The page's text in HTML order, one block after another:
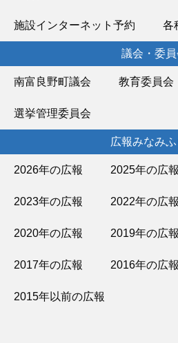
施設インターネット予約 各
議会・委員
南富良野町議会 教育委員会
選挙管理委員会
広報みなみ
2026年の広報 2025年の広報
2023年の広報 2022年の広報
2020年の広報 2019年の広報
2017年の広報 2016年の広報
2015年以前の広報